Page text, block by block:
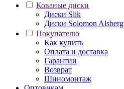
Кованые диски
Диски Slik
Диски Solomon Alsberg
Покупателю
Как купить
Оплата и доставка
Гарантии
Возврат
Шиномонтаж